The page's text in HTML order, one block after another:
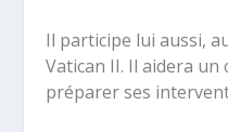
Il participe lui aussi,
Vatican II. Il aidera un
préparer ses